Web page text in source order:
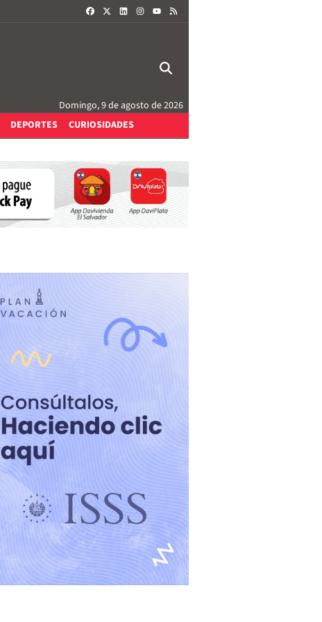
FACEBOOKLINKEDININSTAGRAM
Domingo, 9 de agosto de 2026
DEPORTES CURIOSIDADES